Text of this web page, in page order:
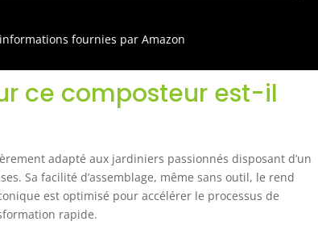
fournies par Amazon
ce composteur est-il
adapté aux jardiniers passionnés disposant d’un
Sa facilité d’assemblage, même sans outil, le rend
est optimisé pour accélérer le processus de
rapide.